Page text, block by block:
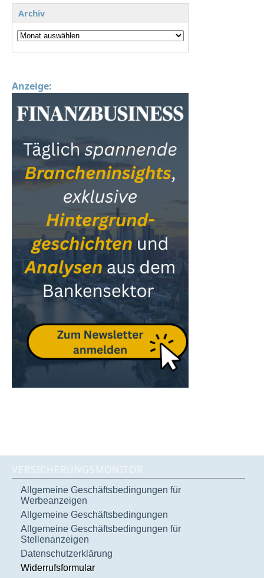
Archiv
Anzeige:
VERSICHERUNGSMONITOR
Allgemeine Geschäftsbedingungen für
Werbeanzeigen
Allgemeine Geschäftsbedingungen
Allgemeine Geschäftsbedingungen für
Stellenanzeigen
Datenschutzerklärung
Widerrufsformular